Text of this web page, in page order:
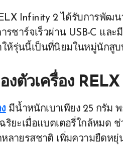
Infinity 2 ได้รับการพัฒ
รชาร์จเร็วผ่าน USB-C แ
ห้รุ่นนี้เป็นที่นิยมในหมู่นักสู
ตัวเครื่อง RELX
มีน้ำหนักเบาเพียง 25 กรัม
ริยะเมื่อแบตเตอรี่ใกล้หมด
ลายรสชาติ เพิ่มความยืดหยุ่